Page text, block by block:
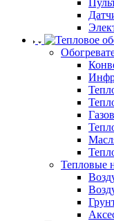
Тепловые